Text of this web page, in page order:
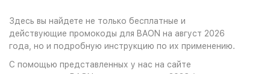
Здесь вы найдете не только бесплатные и
действующие промокоды для BAON на август 2026
года, но и подробную инструкцию по их применению.
С помощью представленных у нас на сайте